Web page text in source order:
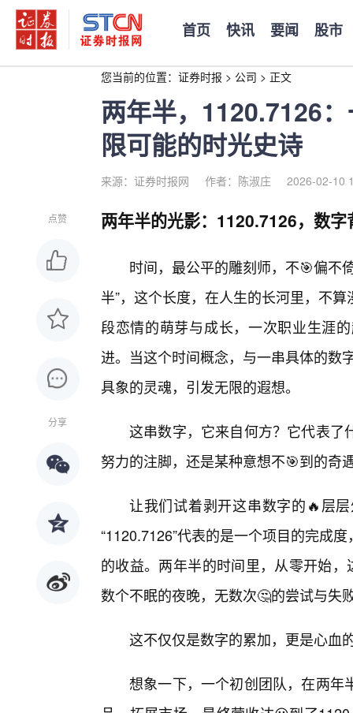
首页 快讯 要闻 股市
您当前的位置： 证券时报 > 公司 > 正文
两年半，1120.7126
限可能的时光史诗
来源：证券时报网 作者：陈淑庄 2026-02-10
点赞
分享
两年半的光影：1120.7126，数字
时间，最公平的雕刻师，不🎯偏不
半”，这个长度，在人生的长河里，不
段恋情的萌芽与成长，一次职业生涯
进。当这个时间概念，与一串具体的数
具象的灵魂，引发无限的遐想。
这串数字，它来自何方？它代表了
努力的注脚，还是某种意想不🎯到的奇
让我们试着剥开这串数字的🔥层
“1120.7126”代表的是一个项目的完成
的收益。两年半的时间里，从零开始
数个不眠的夜晚，无数次🤔的尝试与失
这不仅仅是数字的累加，更是心血
想象一下，一个初创团队，在两年